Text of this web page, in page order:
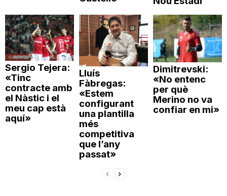
Sergio Tejera:
«Tinc
contracte amb
el Nàstic i el
meu cap està
aquí»
Lluís
Fàbregas:
«Estem
configurant
una plantilla
més
competitiva
que l’any
passat»
Dimitrevski:
«No entenc
per què
Merino no va
confiar en mi»